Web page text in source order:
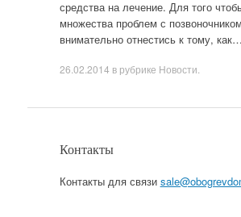
средства на лечение. Для того
множества проблем с
внимательно отнестись к тому, как…
26.02.2014 в рубрике Новости
Контакты
Контакты для связи